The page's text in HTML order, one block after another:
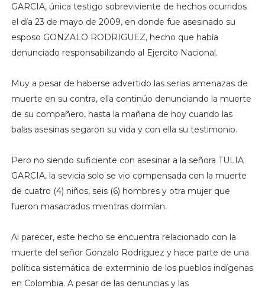
GARCIA, única testigo sobreviviente de hechos ocurridos
el día 23 de mayo de 2009, en donde fue asesinado su
esposo GONZALO RODRIGUEZ, hecho que había
denunciado responsabilizando al Ejercito Nacional.
Muy a pesar de haberse advertido las serias amenazas de
muerte en su contra, ella continúo denunciando la muerte
de su compañero, hasta la mañana de hoy cuando las
balas asesinas segaron su vida y con ella su testimonio.
Pero no siendo suficiente con asesinar a la señora TULIA
GARCIA, la sevicia solo se vio compensada con la muerte
de cuatro (4) niños, seis (6) hombres y otra mujer que
fueron masacrados mientras dormían.
Al parecer, este hecho se encuentra relacionado con la
muerte del señor Gonzalo Rodríguez y hace parte de una
política sistemática de exterminio de los pueblos indígenas
en Colombia. A pesar de las denuncias y las